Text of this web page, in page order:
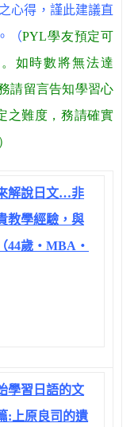
心得，謹此建議直
（PYL學友預定可
如時數將無法達
請留言告知學習心
之難度，務請確實
解說日文…非
教學經驗，與
44歲‧MBA‧
學習日語的文
:上原良司的遺